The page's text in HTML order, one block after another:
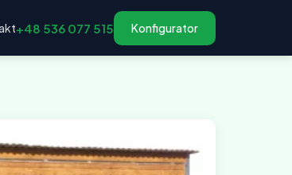
+48 536 077 515 Konfigurator